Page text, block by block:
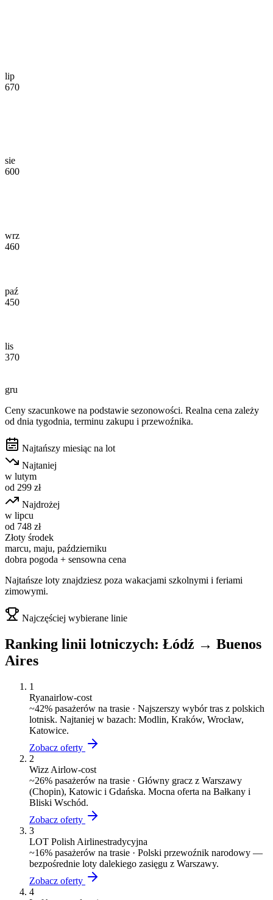
lip
670
sie
600
wrz
460
paź
450
lis
370
gru
Ceny szacunkowe na podstawie sezonowości. Realna cena zależy
od dnia tygodnia, terminu zakupu i przewoźnika.
Najtańszy miesiąc na lot
Najtaniej
w lutym
od 299 zł
Najdrożej
w lipcu
od 748 zł
Złoty środek
marcu, maju, październiku
dobra pogoda + sensowna cena
Najtańsze loty znajdziesz poza wakacjami szkolnymi i feriami
zimowymi.
Najczęściej wybierane linie
Ranking linii lotniczych: Łódź → Buenos
Aires
1
Ryanairlow-cost
~42% pasażerów na trasie · Najszerszy wybór tras z polskich
lotnisk. Najtaniej w bazach: Modlin, Kraków, Wrocław,
Katowice.
Zobacz oferty
2
Wizz Airlow-cost
~26% pasażerów na trasie · Główny gracz z Warszawy
(Chopin), Katowic i Gdańska. Mocna oferta na Bałkany i
Bliski Wschód.
Zobacz oferty
3
LOT Polish Airlinestradycyjna
~16% pasażerów na trasie · Polski przewoźnik narodowy —
bezpośrednie loty dalekiego zasięgu z Warszawy.
Zobacz oferty
4